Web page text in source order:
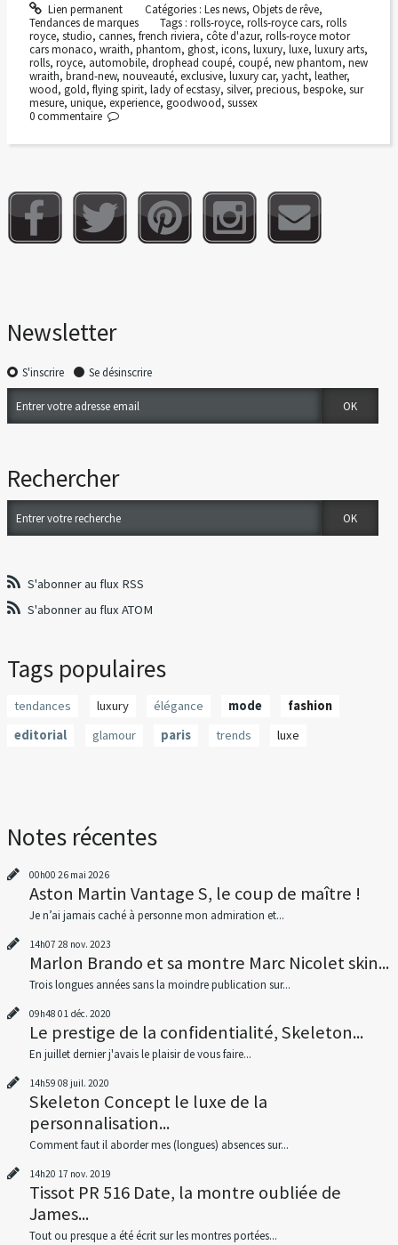
Lien permanent Catégories : Les news, Objets de rêve,
Tendances de marques
Tags :rolls-royce,rolls-royce cars,rolls
royce, studio, cannes, french riviera, côte d'azur, rolls-royce motor
cars monaco, wraith, phantom, ghost, icons, luxury, luxe, luxury arts,
rolls, royce, automobile, drophead coupé, coupé, new phantom, new
wraith, brand-new, nouveauté, exclusive, luxury car, yacht, leather,
wood, gold, flying spirit, lady of ecstasy, silver, precious, bespoke, sur
mesure, unique, experience, goodwood, sussex
0 commentaire
Newsletter
S'inscrire Se désinscrire
Rechercher
S'abonner au flux RSS
S'abonner au flux ATOM
Tags populaires
tendances luxury élégance mode
fashion
editorial
glamour paris trends luxe
Notes récentes
00h00 26 mai 2026
Aston Martin Vantage S, le coup de maître !
Je n’ai jamais caché à personne mon admiration et...
14h07 28 nov. 2023
Marlon Brando et sa montre Marc Nicolet skin...
Trois longues années sans la moindre publication sur...
09h48 01 déc. 2020
Le prestige de la confidentialité, Skeleton...
En juillet dernier j'avais le plaisir de vous faire...
14h59 08 juil. 2020
Skeleton Concept le luxe de la
personnalisation...
Comment faut il aborder mes (longues) absences sur...
14h20 17 nov. 2019
Tissot PR 516 Date, la montre oubliée de
James...
Tout ou presque a été écrit sur les montres portées...